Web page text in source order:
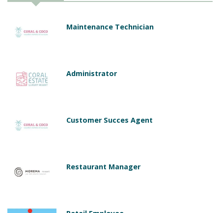
Maintenance Technician
Administrator
Customer Succes Agent
Restaurant Manager